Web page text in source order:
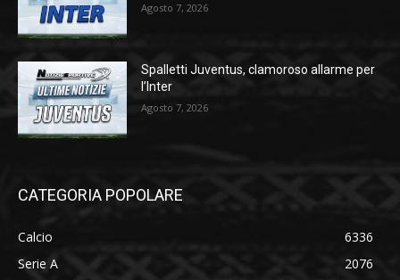
Agosto 7, 2026
Spalletti Juventus, clamoroso allarme per
l’Inter
Agosto 7, 2026
CATEGORIA POPOLARE
Calcio
6336
Serie A
2076